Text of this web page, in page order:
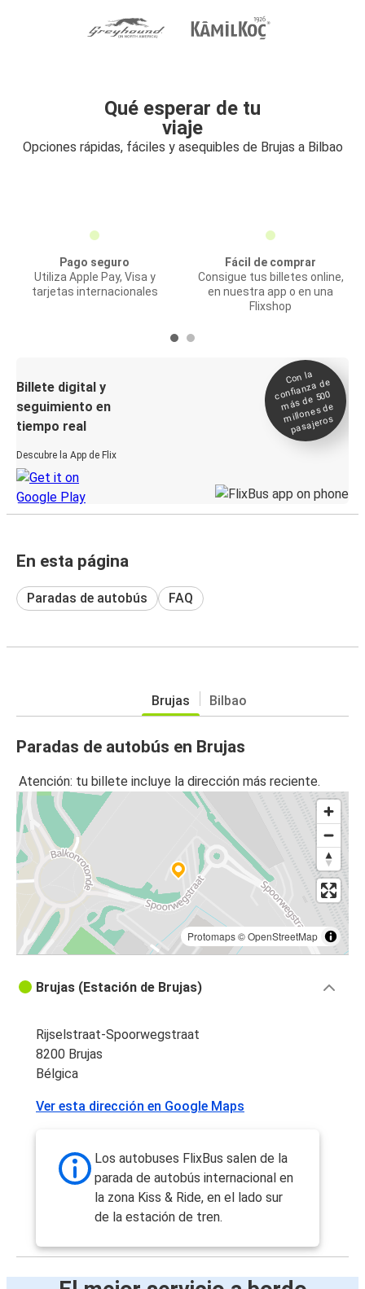
Qué esperar de tu
viaje
Opciones rápidas, fáciles y asequibles de Brujas a Bilbao
Pago seguro
Utiliza Apple Pay, Visa y
tarjetas internacionales
Fácil de comprar
Consigue tus billetes online,
en nuestra app o en una
Flixshop
Billete digital y
seguimiento en
tiempo real
Descubre la App de Flix
Con la
confianza de
más de 500
millones de
pasajeros
En esta página
Paradas de autobús FAQ
Brujas Bilbao
Paradas de autobús en Brujas
Atención: tu billete incluye la dirección más reciente.
Protomaps©OpenStreetMap
Brujas (Estación de Brujas)
Rijselstraat-Spoorwegstraat
8200 Brujas
Bélgica
Ver esta dirección en Google Maps
Los autobuses FlixBus salen de la
parada de autobús internacional en
la zona Kiss & Ride, en el lado sur
de la estación de tren.